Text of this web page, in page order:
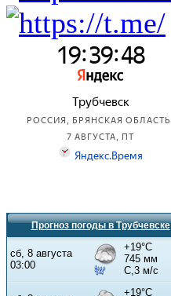
Прогноз погоды в Трубчевске